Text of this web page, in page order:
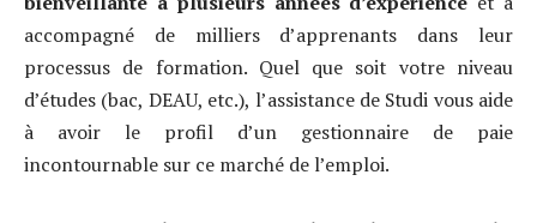
accompagné de milliers d’apprenants dans leur
processus de formation. Quel que soit votre niveau
d’études (bac, DEAU, etc.), l’assistance de Studi vous aide
à avoir le profil d’un gestionnaire de paie
incontournable sur ce marché de l’emploi.